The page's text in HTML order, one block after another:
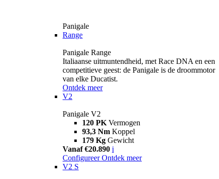
Panigale
Range
Panigale Range
Italiaanse uitmuntendheid, met Race DNA en een
competitieve geest: de Panigale is de droommotor
van elke Ducatist.
Ontdek meer
V2
Panigale V2
120 PK Vermogen
93,3 Nm Koppel
179 Kg Gewicht
Vanaf €20.890 i
Configureer Ontdek meer
V2 S